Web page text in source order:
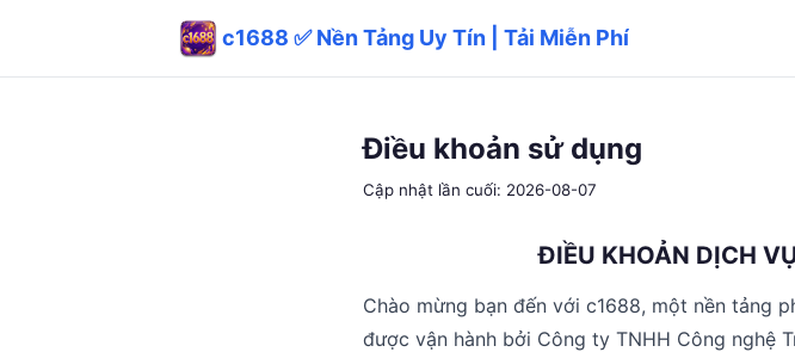
c1688 ✅ Nền Tảng Uy Tín | Tải Miễn Phí
Điều khoản sử dụng
Cập nhật lần cuối: 2026-08-07
ĐIỀU KHOẢN DỊCH
Chào mừng bạn đến với c1688, một nền tảng
được vận hành bởi Công ty TNHH Công nghệ